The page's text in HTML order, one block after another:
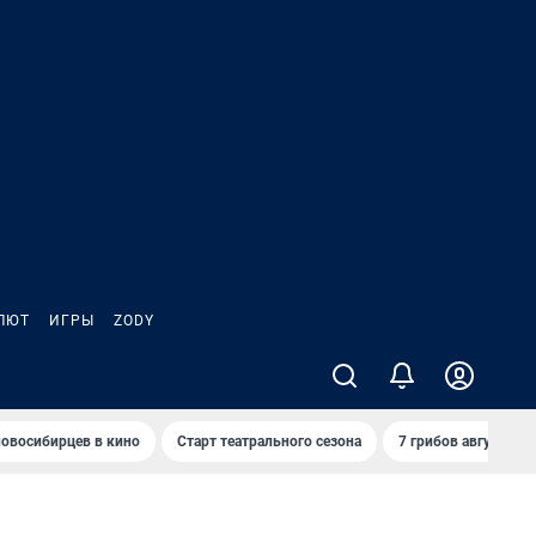
ИГРЫ ZODY
в кино Старт театрального сезона 7 грибов августа